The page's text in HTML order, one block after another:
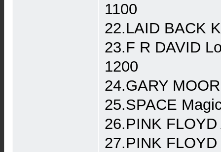
1100
22.LAID BACK
23.F R DAVID
1200
24.GARY
25.SPACE
26.PINK
27.PINK